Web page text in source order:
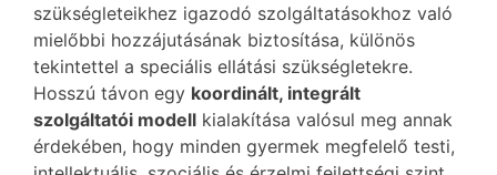
szükségleteikhez igazodó szolgáltatásokhoz való
mielőbbi hozzájutásának biztosítása, különös
tekintettel a speciális ellátási szükségletekre.
Hosszú távon egy koordinált, integrált
szolgáltatói modell kialakítása valósul meg annak
érdekében, hogy minden gyermek megfelelő testi,